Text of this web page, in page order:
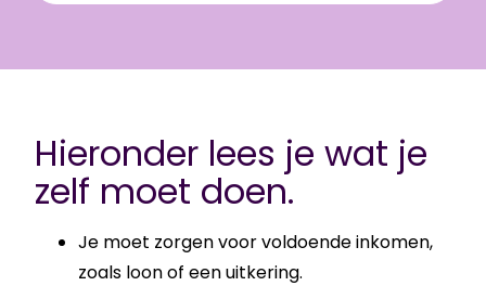
Hieronder lees je wat je
zelf moet doen.
Je moet zorgen voor voldoende inkomen,
zoals loon of een uitkering.